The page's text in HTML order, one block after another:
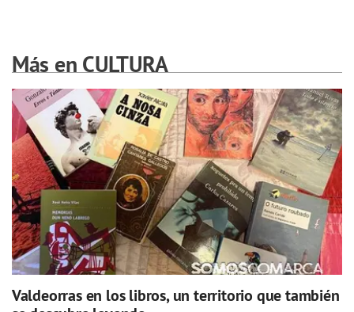
Más en CULTURA
Valdeorras en los libros, un territorio que también